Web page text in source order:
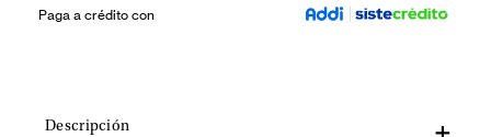
Paga a crédito con
Descripción